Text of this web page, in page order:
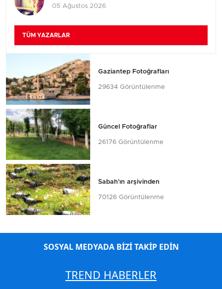
05 Ağustos 2026
TÜM YAZARLAR
Gaziantep Fotoğrafları
29634 Görüntülenme
Güncel Fotoğraflar
26176 Görüntülenme
Sabah'ın arşivinden
70126 Görüntülenme
SOSYAL MEDYADA BİZİ TAKİP EDİN
TREND HABERLER